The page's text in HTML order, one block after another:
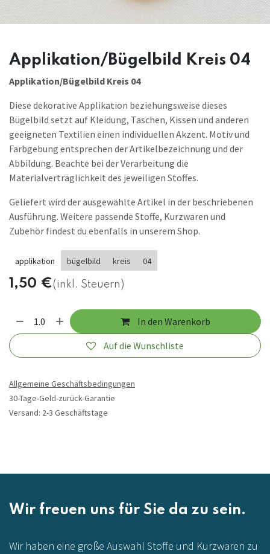
Applikation/Bügelbild Kreis 04
Applikation/Bügelbild Kreis 04
Diese dekorative Applikation beziehungsweise dieses
Bügelbild setzt auf Kleidung, Taschen, Kissen und anderen
geeigneten Textilien einen individuellen Akzent. Motiv und
Farbgebung entsprechen der Artikelbezeichnung und der
Abbildung. Beachte bei der Verarbeitung die
Materialverträglichkeit des jeweiligen Stoffes.
Geliefert wird der ausgewählte Artikel in der beschriebenen
Ausführung. Weitere passende Stoffe, Kurzwaren und
Zubehör findest du ebenfalls in unserem Shop.
applikation bügelbild kreis 04
1,50 €(inkl. Steuern)
In den Warenkorb
Auf die Wunschliste
Allgemeine Geschäftsbedingungen
30-Tage-Geld-zurück-Garantie
Versand: 2-3 Geschäftstage
Wir freuen uns für Sie da zu sein.
Wir haben eine große Auswahl Stoffe und Kurzwaren zu